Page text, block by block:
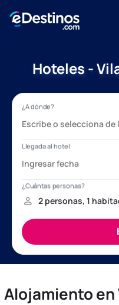
Hoteles -
Alojamiento en